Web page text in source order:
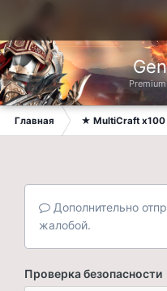
Главная ★ MultiCraft
Дополнительно
жалобой.
Проверка безопасности